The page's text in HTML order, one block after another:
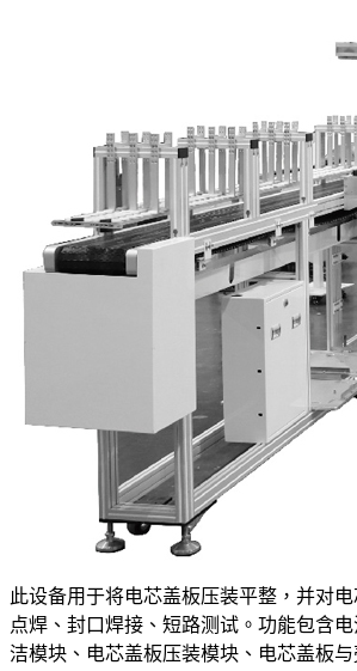
此设备用于将电芯盖板压装平整，并对
点焊、封口焊接、短路测试。功能包含
洁模块、电芯盖板压装模块、电芯盖板与